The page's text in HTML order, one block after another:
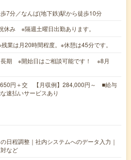
7分／なんば(地下鉄)駅から徒歩10分
み ※隔週土曜日出勤あります。
業は月20時間程度。※休憩は45分です。
長期 ※開始日はご相談可能です！ ※8月
円＋交 【月収例】284,000円～ ■給与
速払いサービスあり
日程調整｜社内システムへのデータ入力｜
など